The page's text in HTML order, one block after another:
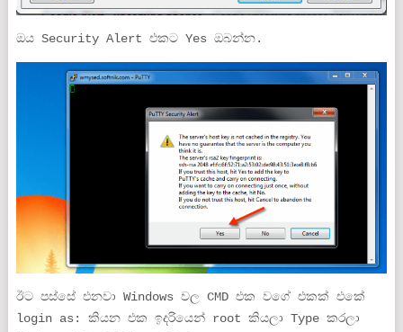
ඔය Security Alert එකට Yes ඔබන්න.
ඊට පස්සේ එනවා Windows වල CMD එක වගේ එකක් එකේ
login as: කියන එක ඉදරියෙන් root කියලා Type කරලා